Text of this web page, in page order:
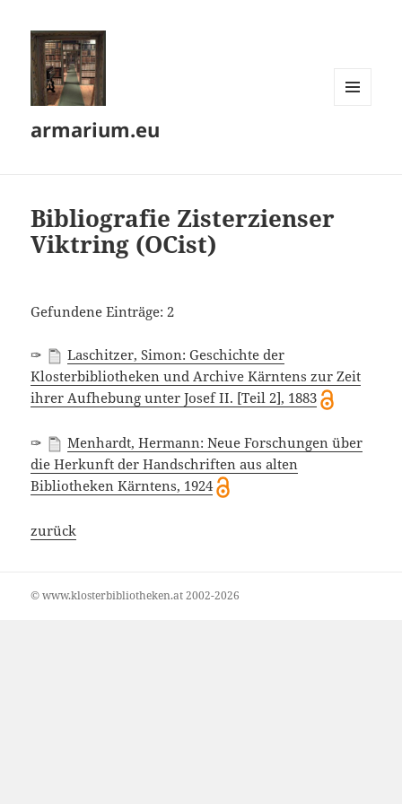
armarium.eu
Bibliografie Zisterzienser
Viktring (OCist)
Gefundene Einträge: 2
✑
Laschitzer, Simon: Geschichte der
Klosterbibliotheken und Archive Kärntens zur Zeit
ihrer Aufhebung unter Josef II. [Teil 2], 1883
✑
Menhardt, Hermann: Neue Forschungen über
die Herkunft der Handschriften aus alten
Bibliotheken Kärntens, 1924
zurück
© www.klosterbibliotheken.at 2002-2026